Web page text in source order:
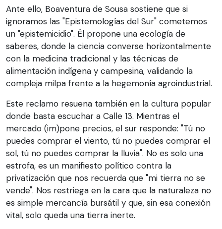
Ante ello, Boaventura de Sousa sostiene que si
ignoramos las "Epistemologías del Sur" cometemos
un "epistemicidio". Él propone una ecología de
saberes, donde la ciencia converse horizontalmente
con la medicina tradicional y las técnicas de
alimentación indígena y campesina, validando la
compleja milpa frente a la hegemonía agroindustrial.
Este reclamo resuena también en la cultura popular
donde basta escuchar a Calle 13. Mientras el
mercado (im)pone precios, el sur responde: "Tú no
puedes comprar el viento, tú no puedes comprar el
sol, tú no puedes comprar la lluvia". No es solo una
estrofa, es un manifiesto político contra la
privatización que nos recuerda que "mi tierra no se
vende". Nos restriega en la cara que la naturaleza no
es simple mercancía bursátil y que, sin esa conexión
vital, solo queda una tierra inerte.